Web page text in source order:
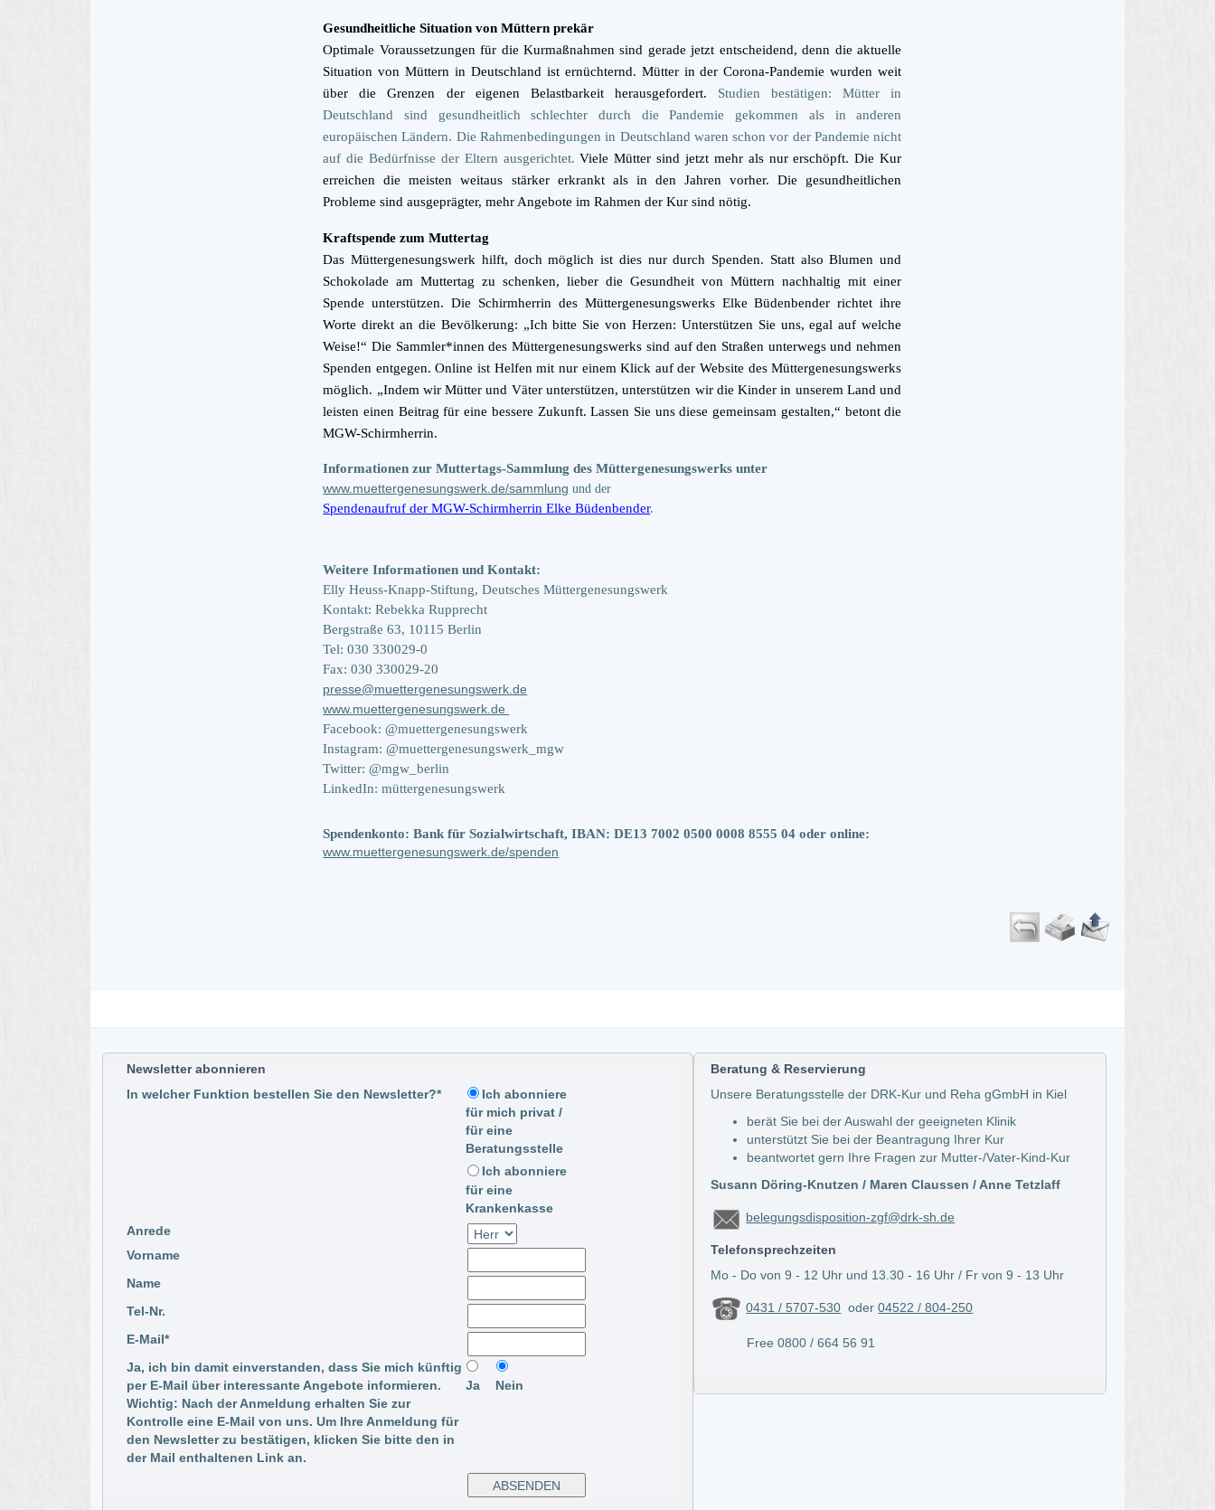
Gesundheitliche Situation von Müttern prekär
Optimale Voraussetzungen für die Kurmaßnahmen sind gerade jetzt entscheidend, denn die aktuelle
Situation von Müttern in Deutschland ist ernüchternd. Mütter in der Corona-Pandemie wurden weit
über die Grenzen der eigenen Belastbarkeit herausgefordert. Studien bestätigen: Mütter in
Deutschland sind gesundheitlich schlechter durch die Pandemie gekommen als in anderen
europäischen Ländern. Die Rahmenbedingungen in Deutschland waren schon vor der Pandemie nicht
auf die Bedürfnisse der Eltern ausgerichtet.Viele Mütter sind jetzt mehr als nur erschöpft. Die Kur
erreichen die meisten weitaus stärker erkrankt als in den Jahren vorher. Die gesundheitlichen
Probleme sind ausgeprägter, mehr Angebote im Rahmen der Kur sind nötig.
Kraftspende zum Muttertag
Das Müttergenesungswerk hilft, doch möglich ist dies nur durch Spenden. Statt also Blumen und
Schokolade am Muttertag zu schenken, lieber die Gesundheit von Müttern nachhaltig mit einer
Spende unterstützen. Die Schirmherrin des Müttergenesungswerks Elke Büdenbender richtet ihre
Worte direkt an die Bevölkerung: „Ich bitte Sie von Herzen: Unterstützen Sie uns, egal auf welche
Weise!“ Die Sammler*innen des Müttergenesungswerks sind auf den Straßen unterwegs und nehmen
Spenden entgegen. Online ist Helfen mit nur einem Klick auf der Website des Müttergenesungswerks
möglich. „Indem wir Mütter und Väter unterstützen, unterstützen wir die Kinder in unserem Land und
leisten einen Beitrag für eine bessere Zukunft. Lassen Sie uns diese gemeinsam gestalten,“ betont die
MGW-Schirmherrin.
Informationen zur Muttertags-Sammlung des Müttergenesungswerks unter
www.muettergenesungswerk.de/sammlung und der
Spendenaufruf der MGW-Schirmherrin Elke Büdenbender.
Weitere Informationen und Kontakt:
Elly Heuss-Knapp-Stiftung, Deutsches Müttergenesungswerk
Kontakt: Rebekka Rupprecht
Bergstraße 63, 10115 Berlin
Tel: 030 330029-0
Fax: 030 330029-20
presse@muettergenesungswerk.de
www.muettergenesungswerk.de
Facebook: @muettergenesungswerk
Instagram: @muettergenesungswerk_mgw
Twitter: @mgw_berlin
LinkedIn: müttergenesungswerk
Spendenkonto: Bank für Sozialwirtschaft, IBAN: DE13 7002 0500 0008 8555 04 oder online:
www.muettergenesungswerk.de/spenden
Newsletter abonnieren
In welcher Funktion bestellen Sie den Newsletter?*
Ich abonniere
für mich privat /
für eine
Beratungsstelle
Ich abonniere
für eine
Krankenkasse
Anrede
Vorname
Name
Tel-Nr.
E-Mail*
Ja, ich bin damit einverstanden, dass Sie mich künftig
per E-Mail über interessante Angebote informieren.
Wichtig: Nach der Anmeldung erhalten Sie zur
Kontrolle eine E-Mail von uns. Um Ihre Anmeldung für
den Newsletter zu bestätigen, klicken Sie bitte den in
der Mail enthaltenen Link an.
Ja Nein
Beratung & Reservierung
Unsere Beratungsstelle der DRK-Kur und Reha gGmbH in Kiel
berät Sie bei der Auswahl der geeigneten Klinik
unterstützt Sie bei der Beantragung Ihrer Kur
beantwortet gern Ihre Fragen zur Mutter-/Vater-Kind-Kur
Susann Döring-Knutzen / Maren Claussen / Anne Tetzlaff
belegungsdisposition-zgf@drk-sh.de
Telefonsprechzeiten
Mo - Do von 9 - 12 Uhr und 13.30 - 16 Uhr / Fr von 9 - 13 Uhr
0431 / 5707-530 oder04522 / 804-250
Free 0800 / 664 56 91